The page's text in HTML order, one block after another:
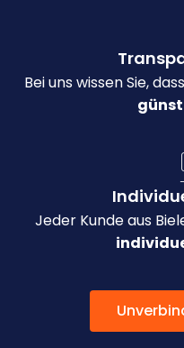
Bei uns wissen Sie,
Jeder Kunde aus